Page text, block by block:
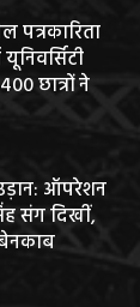
पत्रकारिता
छात्रों ने
उड़ान: ऑपरेशन
संग दिखीं,